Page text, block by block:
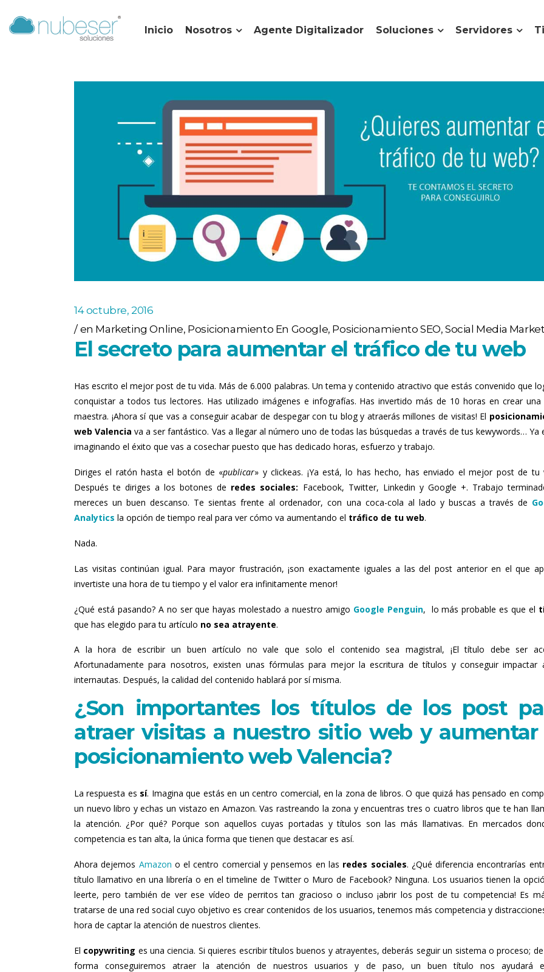
Inicio Nosotros Agente Digitalizador Soluciones Servidores
14 octubre, 2016
en Marketing Online, Posicionamiento En Google, Posicionamiento SEO,Social Media
El secreto para aumentar el tráfico de tu web
Has escrito el mejor post de tu vida. Más de 6.000 palabras. Un tema y contenido atractivo que estás convenido que
conquistar a todos tus lectores. Has utilizado imágenes e infografías. Has invertido más de 10 horas en crear una
maestra. ¡Ahora sí que vas a conseguir acabar de despegar con tu blog y atraerás millones de visitas! El
web Valencia va a ser fantástico. Vas a llegar al número uno de todas las búsquedas a través de tus kewywords… Ya
imaginando el éxito que vas a cosechar puesto que has dedicado horas, esfuerzo y trabajo.
Diriges el ratón hasta el botón de «publicar» y clickeas. ¡Ya está, lo has hecho, has enviado el mejor post de tu
Después te diriges a los botones de redes sociales: Facebook, Twitter, Linkedin y Google +. Trabajo
mereces un buen descanso. Te sientas frente al ordenador, con una coca-cola al lado y buscas a través de
Analytics la opción de tiempo real para ver cómo va aumentando el tráfico de tu web.
Nada.
Las visitas continúan igual. Para mayor frustración, ¡son exactamente iguales a las del post anterior en el que
invertiste una hora de tu tiempo y el valor era infinitamente menor!
¿Qué está pasando? A no ser que hayas molestado a nuestro amigo Google Penguin, lo más probable es que el
que has elegido para tu artículo no sea atrayente.
A la hora de escribir un buen artículo no vale que solo el contenido sea magistral, ¡El título debe ser
Afortunadamente para nosotros, existen unas fórmulas para mejor la escritura de títulos y conseguir impactar
internautas. Después, la calidad del contenido hablará por sí misma.
¿Son importantes los títulos de los post
atraer visitas a nuestro sitio web y aumentar
posicionamiento web Valencia?
La respuesta es sí. Imagina que estás en un centro comercial, en la zona de libros. O que quizá has pensado en
un nuevo libro y echas un vistazo en Amazon. Vas rastreando la zona y encuentras tres o cuatro libros que te han
la atención. ¿Por qué? Porque son aquellos cuyas portadas y títulos son las más llamativas. En mercados
competencia es tan alta, la única forma que tienen que destacar es así.
Ahora dejemos Amazon o el centro comercial y pensemos en las redes sociales. ¿Qué diferencia encontrarías
título llamativo en una librería o en el timeline de Twitter o Muro de Facebook? Ninguna. Los usuarios tienen la
leerte, pero también de ver ese vídeo de perritos tan gracioso o incluso ¡abrir los post de tu competencia! Es
tratarse de una red social cuyo objetivo es crear contenidos de los usuarios, tenemos más competencia y
hora de captar la atención de nuestros clientes.
El copywriting es una ciencia. Si quieres escribir títulos buenos y atrayentes, deberás seguir un sistema o proceso;
forma conseguiremos atraer la atención de nuestros usuarios y de paso, un buen título nos ayudará